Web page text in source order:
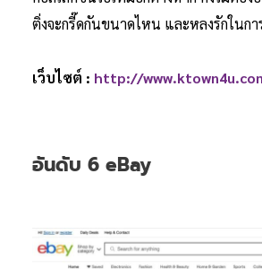
ติ่งจะกรี๊ดกันขนาดไหน และหลงรักในก
เว็บไซต์ : http://
อันดับ 6 eBay